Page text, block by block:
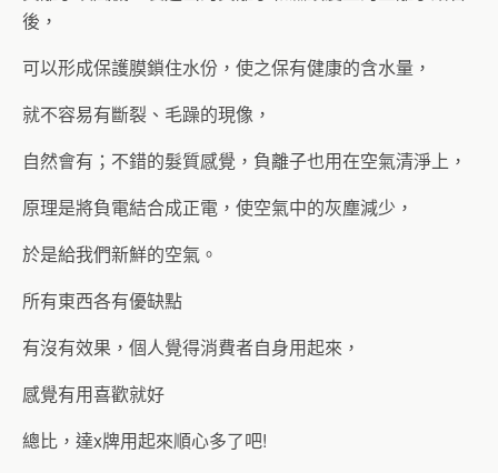
後，
可以形成保護膜鎖住水份，使之保有健康的含水量，
就不容易有斷裂、毛躁的現像，
自然會有；不錯的髮質感覺，負離子也用在空氣清淨上，
原理是將負電結合成正電，使空氣中的灰塵減少，
於是給我們新鮮的空氣。
所有東西各有優缺點
有沒有效果，個人覺得消費者自身用起來，
感覺有用喜歡就好
總比，達x牌用起來順心多了吧!